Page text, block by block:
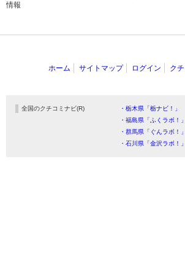
情報
ホーム サイトマップ ログイン ク
全国のクチコミナビ(R) ・栃木県「栃ナビ！」
・福島県「ふくラボ！」
・群馬県「ぐんラボ！」
・石川県「金沢ラボ！」